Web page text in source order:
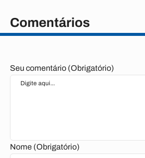
Comentários
Seu comentário (Obrigatório)
Nome (Obrigatório)